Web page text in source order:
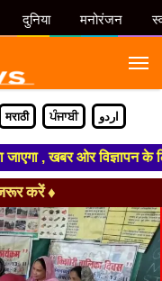
मराठी ਪੰਜਾਬੀ اردو
, खबर ओर विज्ञापन के
करें ♦
दुनिया मनोरंजन